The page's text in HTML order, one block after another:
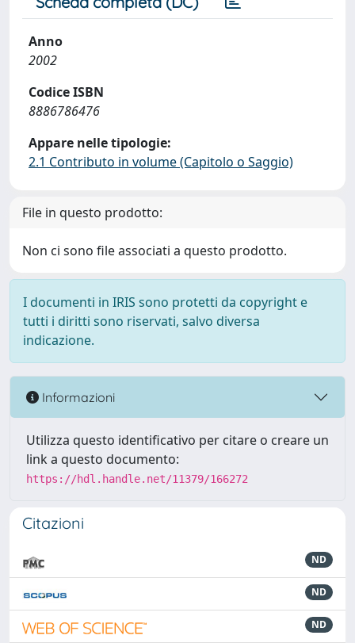
Anno
2002
Codice ISBN
8886786476
Appare nelle tipologie:
2.1 Contributo in volume (Capitolo o Saggio)
File in questo prodotto:
Non ci sono file associati a questo prodotto.
I documenti in IRIS sono protetti da copyright e
tutti i diritti sono riservati, salvo diversa
indicazione.
Informazioni
Utilizza questo identificativo per citare o creare un
link a questo documento:
https://hdl.handle.net/11379/166272
Citazioni
ND
ND
ND